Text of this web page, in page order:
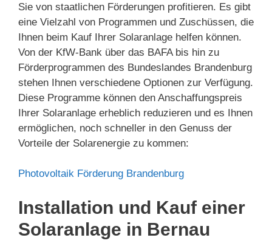
Sie von staatlichen Förderungen profitieren. Es gibt
eine Vielzahl von Programmen und Zuschüssen, die
Ihnen beim Kauf Ihrer Solaranlage helfen können.
Von der KfW-Bank über das BAFA bis hin zu
Förderprogrammen des Bundeslandes Brandenburg
stehen Ihnen verschiedene Optionen zur Verfügung.
Diese Programme können den Anschaffungspreis
Ihrer Solaranlage erheblich reduzieren und es Ihnen
ermöglichen, noch schneller in den Genuss der
Vorteile der Solarenergie zu kommen:
Photovoltaik Förderung Brandenburg
Installation und Kauf einer
Solaranlage in Bernau